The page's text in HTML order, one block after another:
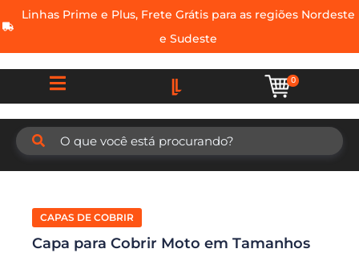
Linhas Prime e Plus, Frete Grátis para as regiões Nordeste
e Sudeste
0
CAPAS DE COBRIR
Capa para Cobrir Moto em Tamanhos